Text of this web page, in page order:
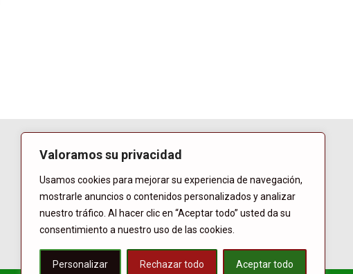
Valoramos su privacidad
Usamos cookies para mejorar su experiencia de navegación,
mostrarle anuncios o contenidos personalizados y analizar
nuestro tráfico. Al hacer clic en “Aceptar todo” usted da su
consentimiento a nuestro uso de las cookies.
Personalizar Rechazar todo Aceptar todo